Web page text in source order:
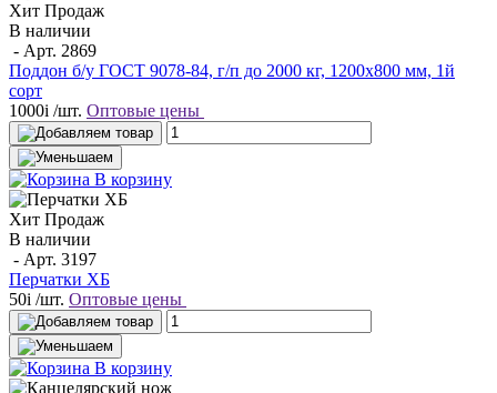
Хит Продаж
В наличии
- Арт. 2869
Поддон б/у ГОСТ 9078-84, г/п до 2000 кг, 1200х800 мм, 1й
сорт
1000i /шт. Оптовые цены
В корзину
Хит Продаж
В наличии
- Арт. 3197
Перчатки ХБ
50i /шт. Оптовые цены
В корзину